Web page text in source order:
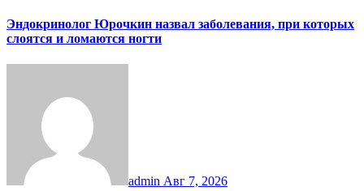
Эндокринолог Юрочкин назвал заболевания, при которых
слоятся и ломаются ногти
admin Авг 7, 2026